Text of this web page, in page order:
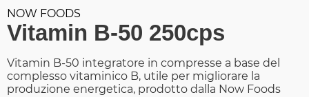
NOW FOODS
Vitamin B-50 250cps
Vitamin B-50 integratore in compresse a base del
complesso vitaminico B, utile per migliorare la
produzione energetica, prodotto dalla Now Foods